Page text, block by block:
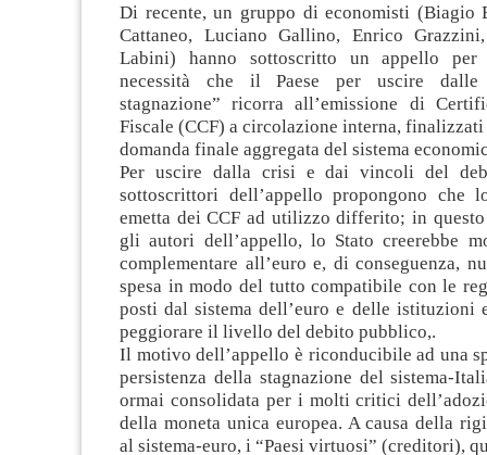
Di recente, un gruppo di economisti (Biagio
Cattaneo, Luciano Gallino, Enrico
Labini) hanno sottoscritto un appello per
necessità che il Paese per uscire dalle
stagnazione” ricorra all’emissione di
Fiscale (CCF) a circolazione interna,
domanda finale aggregata del sistema
Per uscire dalla crisi e dai vincoli del
sottoscrittori dell’appello propongono che
emetta dei CCF ad utilizzo differito; in questo
gli autori dell’appello, lo Stato creerebbe
complementare all’euro e, di conseguenza,
spesa in modo del tutto compatibile con le
posti dal sistema dell’euro e delle istituzioni
peggiorare il livello del debito pubblico,.
Il motivo dell’appello è riconducibile ad una
persistenza della stagnazione del sistema-
ormai consolidata per i molti critici
della moneta unica europea. A causa della
al sistema-euro, i “Paesi virtuosi” (creditori),